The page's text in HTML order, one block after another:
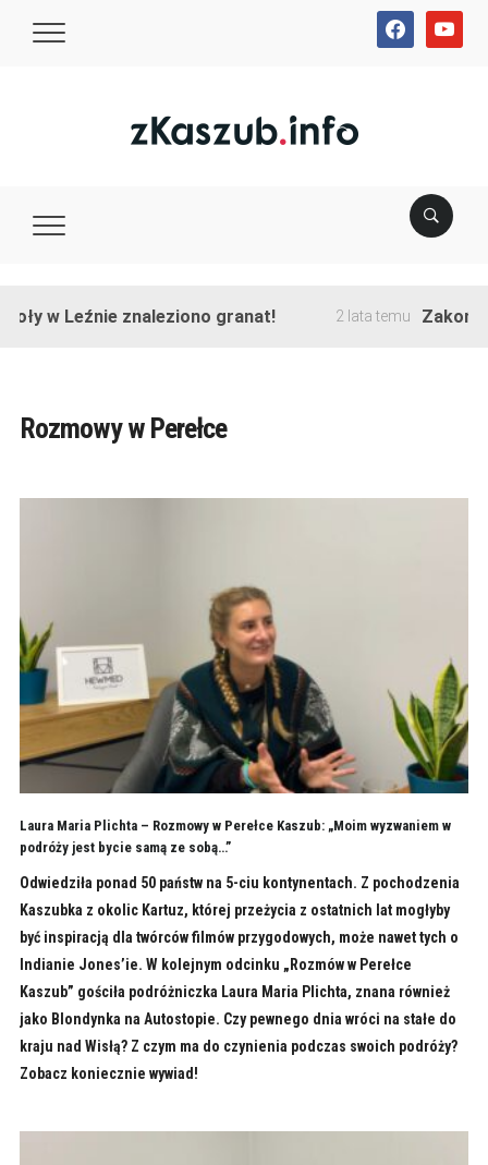
facebookyoutube
Leźnie znaleziono granat! 2 lata temu Zakończono
Rozmowy w Perełce
Laura Maria Plichta – Rozmowy w Perełce Kaszub: „Moim wyzwaniem w
podróży jest bycie samą ze sobą…”
Odwiedziła ponad 50 państw na 5-ciu kontynentach. Z pochodzenia
Kaszubka z okolic Kartuz, której przeżycia z ostatnich lat mogłyby
być inspiracją dla twórców filmów przygodowych, może nawet tych o
Indianie Jones’ie. W kolejnym odcinku „Rozmów w Perełce
Kaszub” gościła podróżniczka Laura Maria Plichta, znana również
jako Blondynka na Autostopie. Czy pewnego dnia wróci na stałe do
kraju nad Wisłą? Z czym ma do czynienia podczas swoich podróży?
Zobacz koniecznie wywiad!